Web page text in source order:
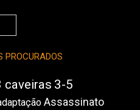
PROCURADOS
caveiras 3-5
Assassinato